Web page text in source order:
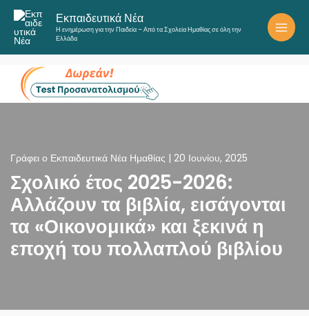
Μετάβαση
στο
περιεχόμενο
Εκπαιδευτικά Νέα
Η ενημέρωση για την Παιδεία – Από τα Σχολεία Ημαθίας σε όλη την
Ελλάδα
Γράφει ο Εκπαιδευτικά Νέα Ημαθίας 20 Ιουνίου, 2025
Σχολικό έτος 2025-2026:
Αλλάζουν τα βιβλία, εισάγονται
τα «Οικονομικά» και ξεκινά η
εποχή του πολλαπλού βιβλίου